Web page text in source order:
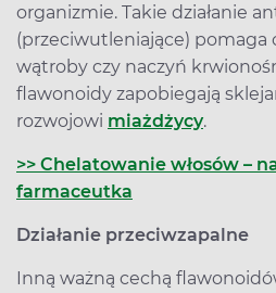
organizmie. Takie działanie
(przeciwutleniające) pomaga
wątroby czy naczyń
flawonoidy zapobiegają
rozwojowi miażdżycy.
>> Chelatowanie włosów –
farmaceutka
Działanie przeciwzapalne
Inną ważną cechą